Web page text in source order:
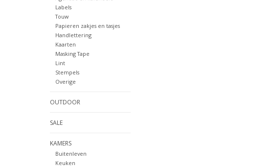
Labels
Touw
Papieren zakjes en tasjes
Handlettering
Kaarten
Masking Tape
Lint
Stempels
Overige
OUTDOOR
SALE
KAMERS
Buitenleven
Keuken